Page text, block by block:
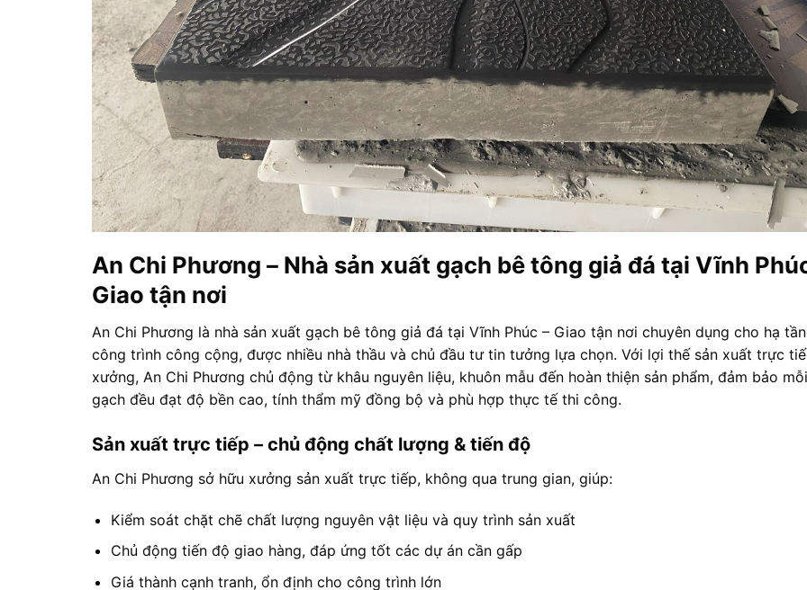
An Chi Phương – Nhà sản xuất gạch bê tông giả đá tại Vĩnh
Giao tận nơi
An Chi Phương là nhà sản xuất gạch bê tông giả đá tại Vĩnh Phúc – Giao tận nơi chuyên dụng cho hạ
công trình công cộng, được nhiều nhà thầu và chủ đầu tư tin tưởng lựa chọn. Với lợi thế sản xuất trực
xưởng, An Chi Phương chủ động từ khâu nguyên liệu, khuôn mẫu đến hoàn thiện sản phẩm, đảm bảo
gạch đều đạt độ bền cao, tính thẩm mỹ đồng bộ và phù hợp thực tế thi công.
Sản xuất trực tiếp – chủ động chất lượng & tiến độ
An Chi Phương sở hữu xưởng sản xuất trực tiếp, không qua trung gian, giúp:
Kiểm soát chặt chẽ chất lượng nguyên vật liệu và quy trình sản xuất
Chủ động tiến độ giao hàng, đáp ứng tốt các dự án cần gấp
Giá thành cạnh tranh, ổn định cho công trình lớn